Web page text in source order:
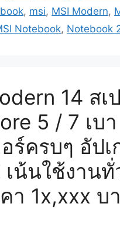
, msi, MSI Modern,
Notebook, Notebook
14 สเ
5 / 7 เบา
ร์ครบๆ อัปเ
น้นใช้งานทั่
า 1x,xxx บ